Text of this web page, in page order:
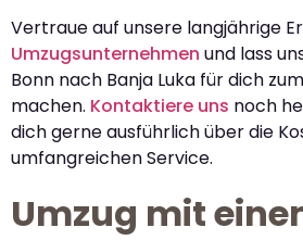
Vertraue auf unsere langjährige
Umzugsunternehmen und lass
Bonn nach Banja Luka für dich
machen. Kontaktiere uns noch
dich gerne ausführlich über die
umfangreichen Service.
Umzug mit